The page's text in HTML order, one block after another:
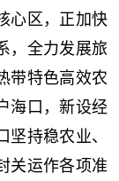
心区，正加快
，全力发展旅
带特色高效农
海口，新设经
持稳农业、
关运作各项准